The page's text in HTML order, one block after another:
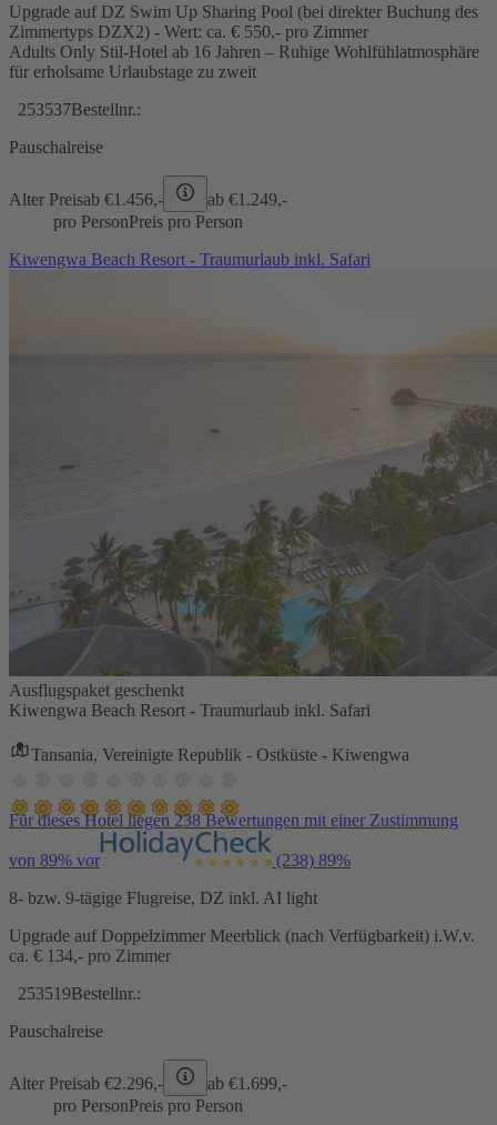
Upgrade auf DZ Swim Up Sharing Pool (bei direkter Buchung des
Zimmertyps DZX2) - Wert: ca. € 550,- pro Zimmer
Adults Only Stil-Hotel ab 16 Jahren – Ruhige Wohlfühlatmosphäre
für erholsame Urlaubstage zu zweit
253537Bestellnr.:
Pauschalreise
Alter Preisab €1.456,- ab €1.249,-
pro PersonPreis pro Person
Kiwengwa Beach Resort - Traumurlaub inkl. Safari
Ausflugspaket geschenkt
Kiwengwa Beach Resort - Traumurlaub inkl. Safari
Tansania, Vereinigte Republik - Ostküste - Kiwengwa
Für dieses Hotel liegen 238 Bewertungen mit einer Zustimmung
von 89% vor (238) 89%
8- bzw. 9-tägige Flugreise, DZ inkl. AI light
Upgrade auf Doppelzimmer Meerblick (nach Verfügbarkeit) i.W.v.
ca. € 134,- pro Zimmer
253519Bestellnr.:
Pauschalreise
Alter Preisab €2.296,- ab €1.699,-
pro PersonPreis pro Person